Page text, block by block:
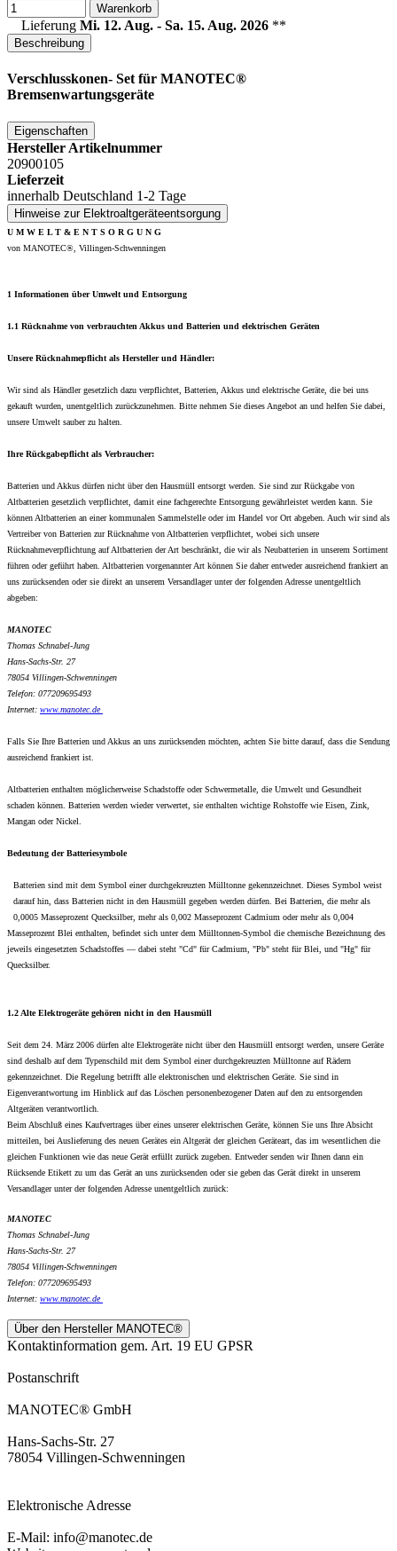
Warenkorb
Lieferung Mi. 12. Aug. - Sa. 15. Aug. 2026 **
Beschreibung
Verschlusskonen- Set für MANOTEC®
Bremsenwartungsgeräte
Eigenschaften
Hersteller Artikelnummer
20900105
Lieferzeit
innerhalb Deutschland 1-2 Tage
Hinweise zur Elektroaltgeräteentsorgung
U M W E L T & E N T S O R G U N G
von MANOTEC®, Villingen-Schwenningen
1 Informationen über Umwelt und Entsorgung
1.1 Rücknahme von verbrauchten Akkus und Batterien und elektrischen Geräten
Unsere Rücknahmepflicht als Hersteller und Händler:
Wir sind als Händler gesetzlich dazu verpflichtet, Batterien, Akkus und elektrische Geräte, die bei uns
gekauft wurden, unentgeltlich zurückzunehmen. Bitte nehmen Sie dieses Angebot an und helfen Sie dabei,
unsere Umwelt sauber zu halten.
Ihre Rückgabepflicht als Verbraucher:
Batterien und Akkus dürfen nicht über den Hausmüll entsorgt werden. Sie sind zur Rückgabe von
Altbatterien gesetzlich verpflichtet, damit eine fachgerechte Entsorgung gewährleistet werden kann. Sie
können Altbatterien an einer kommunalen Sammelstelle oder im Handel vor Ort abgeben. Auch wir sind als
Vertreiber von Batterien zur Rücknahme von Altbatterien verpflichtet, wobei sich unsere
Rücknahmeverpflichtung auf Altbatterien der Art beschränkt, die wir als Neubatterien in unserem Sortiment
führen oder geführt haben. Altbatterien vorgenannter Art können Sie daher entweder ausreichend frankiert an
uns zurücksenden oder sie direkt an unserem Versandlager unter der folgenden Adresse unentgeltlich
abgeben:
MANOTEC
Thomas Schnabel-Jung
Hans-Sachs-Str. 27
78054 Villingen-Schwenningen
Telefon: 077209695493
Internet: www.manotec.de
Falls Sie Ihre Batterien und Akkus an uns zurücksenden möchten, achten Sie bitte darauf, dass die Sendung
ausreichend frankiert ist.
Altbatterien enthalten möglicherweise Schadstoffe oder Schwermetalle, die Umwelt und Gesundheit
schaden können. Batterien werden wieder verwertet, sie enthalten wichtige Rohstoffe wie Eisen, Zink,
Mangan oder Nickel.
Bedeutung der Batteriesymbole
Batterien sind mit dem Symbol einer durchgekreuzten Mülltonne gekennzeichnet. Dieses Symbol weist
darauf hin, dass Batterien nicht in den Hausmüll gegeben werden dürfen. Bei Batterien, die mehr als
0,0005 Masseprozent Quecksilber, mehr als 0,002 Masseprozent Cadmium oder mehr als 0,004
Masseprozent Blei enthalten, befindet sich unter dem Mülltonnen-Symbol die chemische Bezeichnung des
jeweils eingesetzten Schadstoffes — dabei steht "Cd" für Cadmium, "Pb" steht für Blei, und "Hg" für
Quecksilber.
1.2 Alte Elektrogeräte gehören nicht in den Hausmüll
Seit dem 24. März 2006 dürfen alte Elektrogeräte nicht über den Hausmüll entsorgt werden, unsere Geräte
sind deshalb auf dem Typenschild mit dem Symbol einer durchgekreuzten Mülltonne auf Rädern
gekennzeichnet. Die Regelung betrifft alle elektronischen und elektrischen Geräte. Sie sind in
Eigenverantwortung im Hinblick auf das Löschen personenbezogener Daten auf den zu entsorgenden
Altgeräten verantwortlich.
Beim Abschluß eines Kaufvertrages über eines unserer elektrischen Geräte, können Sie uns Ihre Absicht
mitteilen, bei Auslieferung des neuen Gerätes ein Altgerät der gleichen Geräteart, das im wesentlichen die
gleichen Funktionen wie das neue Gerät erfüllt zurück zugeben. Entweder senden wir Ihnen dann ein
Rücksende Etikett zu um das Gerät an uns zurücksenden oder sie geben das Gerät direkt in unserem
Versandlager unter der folgenden Adresse unentgeltlich zurück:
MANOTEC
Thomas Schnabel-Jung
Hans-Sachs-Str. 27
78054 Villingen-Schwenningen
Telefon: 077209695493
Internet: www.manotec.de
Über den Hersteller MANOTEC®
Kontaktinformation gem. Art. 19 EU GPSR
Postanschrift
MANOTEC® GmbH
Hans-Sachs-Str. 27
78054 Villingen-Schwenningen
Elektronische Adresse
E-Mail: info@manotec.de